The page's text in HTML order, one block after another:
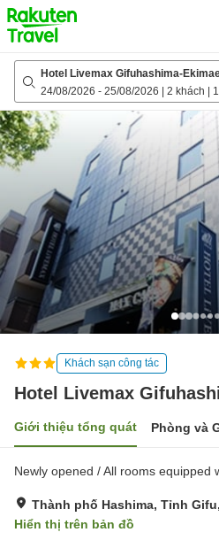
to
top
page
Hotel Livemax Gifuhashima-
24/08/2026 - 25/08/2026 2 khách
Khách sạn công tác
Hotel Livemax
Giới thiệu tổng quát Phòng và
Newly opened / All rooms equipped
Thành phố Hashima, Tỉnh
Hiển thị trên bản đồ